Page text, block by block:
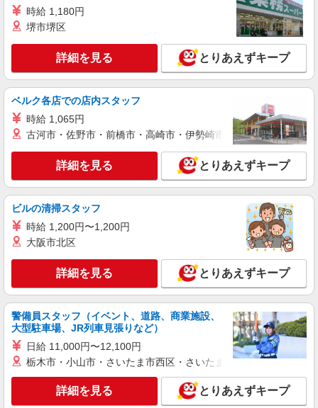
キープ 詳細を見る
派遣社員
株式会社テクノ・サービス/お仕事No/0907846
機械オペレーター
時給1230円交通費全額支給
福島県本宮市 ＊車・バイク通勤OK
詳細を見る
株式会社テクノ・サービス/お仕事No/0919292
廃棄物のラップ巻き
時給1300円交通費全額支給
福島県本宮市 ＊車・バイク通勤OK
キープ 詳細を見る
株式会社綜合キャリアオプション（1314VJ0805G7★74-S-T3）
部品の組立て・顕微鏡での検査/日払いOK
時給1,070円〜1,338円 ※経験・能力による
※時間外手当含む 交通費：既定支給
福島県本宮市本宮名郷
時給 1,180円
堺市堺区
詳細を見る とりあえずキープ
ベルク各店での店内スタッフ
時給 1,065円
古河市・佐野市・前橋市・高崎市・伊勢崎市・太田市・館林市
詳細を見る とりあえずキープ
ビルの清掃スタッフ
時給 1,200円〜1,200円
大阪市北区
詳細を見る とりあえずキープ
警備員スタッフ（イベント、道路、商業施設、
大型駐車場、JR列車見張りなど）
日給 11,000円〜12,100円
栃木市・小山市・さいたま市西区・さいたま市岩槻区・久喜市・
詳細を見る とりあえずキープ